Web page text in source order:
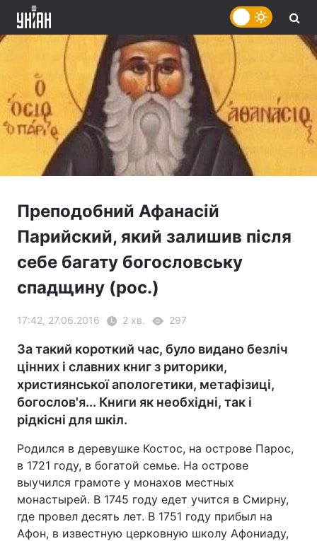
Преподобний Афанасій
Парийский, який залишив після
себе багату богословську
спадщину (рос.)
17:42, 27.06.2016 2 хв. 297
За такий короткий час, було видано безліч
цінних і славних книг з риторики,
християнської апологетики, метафізиці,
богослов'я... Книги як необхідні, так і
рідкісні для шкіл.
Родился в деревушке Костос, на острове Парос,
в 1721 году, в богатой семье. На острове
выучился грамоте у монахов местных
монастырей. В 1745 году едет учится в Смирну,
где провел десять лет. В 1751 году прибыл на
Афон, в известную церковную школу Афониаду,